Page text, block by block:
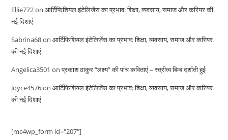
Ellie772onआर्टिफिशियल इंटेलिजेंस का प्रभाव: शिक्षा, व्यवसाय, समाज और करियर की
नई दिशाएं
Sabrina68onआर्टिफिशियल इंटेलिजेंस का प्रभाव: शिक्षा, व्यवसाय, समाज और करियर
की नई दिशाएं
Angelica3501 onप्रकाश ठाकुर “लक्ष्य” की पांच कविताएं – स्त्रीत्व बिम्ब दर्शाती हुई
Joyce4576onआर्टिफिशियल इंटेलिजेंस का प्रभाव: शिक्षा, व्यवसाय, समाज और करियर
की नई दिशाएं
[mc4wp_form id="207"]